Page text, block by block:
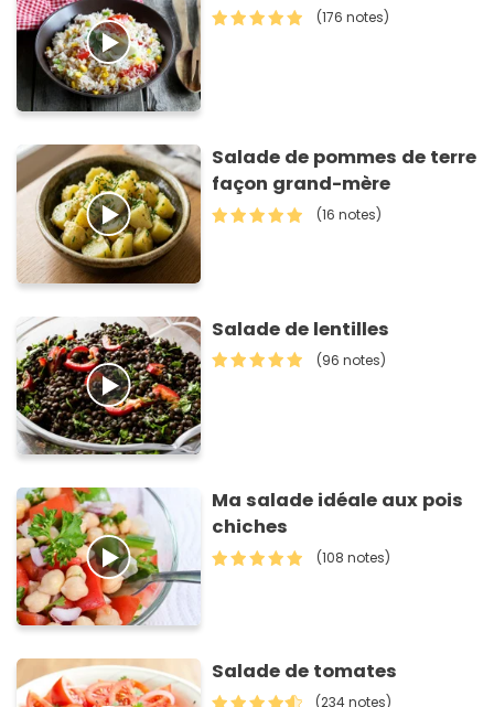
(176 notes)
Salade de pommes de terre
façon grand-mère
(16 notes)
Salade de lentilles
(96 notes)
Ma salade idéale aux pois
chiches
(108 notes)
Salade de tomates
(234 notes)